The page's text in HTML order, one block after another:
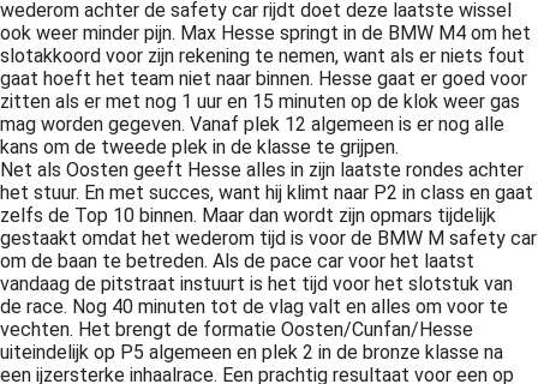
wederom achter de safety car rijdt doet deze laatste wissel
ook weer minder pijn. Max Hesse springt in de BMW M4 om het
slotakkoord voor zijn rekening te nemen, want als er niets fout
gaat hoeft het team niet naar binnen. Hesse gaat er goed voor
zitten als er met nog 1 uur en 15 minuten op de klok weer gas
mag worden gegeven. Vanaf plek 12 algemeen is er nog alle
kans om de tweede plek in de klasse te grijpen.
Net als Oosten geeft Hesse alles in zijn laatste rondes achter
het stuur. En met succes, want hij klimt naar P2 in class en gaat
zelfs de Top 10 binnen. Maar dan wordt zijn opmars tijdelijk
gestaakt omdat het wederom tijd is voor de BMW M safety car
om de baan te betreden. Als de pace car voor het laatst
vandaag de pitstraat instuurt is het tijd voor het slotstuk van
de race. Nog 40 minuten tot de vlag valt en alles om voor te
vechten. Het brengt de formatie Oosten/Cunfan/Hesse
uiteindelijk op P5 algemeen en plek 2 in de bronze klasse na
een ijzersterke inhaalrace. Een prachtig resultaat voor een op